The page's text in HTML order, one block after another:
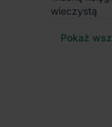
wieczystą
Pokaż